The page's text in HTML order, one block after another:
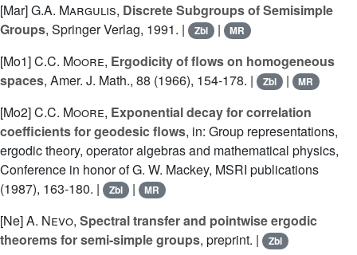
[Mar]G.A. Margulis, Discrete Subgroups of Semisimple
Groups, Springer Verlag, 1991. | Zbl | MR
[Mo1]C.C. Moore, Ergodicity of flows on homogeneous
spaces, Amer. J. Math., 88 (1966), 154-178. | Zbl | MR
[Mo2]C.C. Moore, Exponential decay for correlation
coefficients for geodesic flows, in: Group representations,
ergodic theory, operator algebras and mathematical physics,
Conference in honor of G. W. Mackey, MSRI publications
(1987), 163-180. |
Zbl | MR
[Ne]A. Nevo, Spectral transfer and pointwise ergodic
theorems for semi-simple groups, preprint. | Zbl